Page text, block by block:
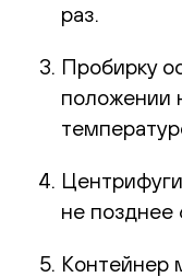
раз.
Пробирку
положении
не позднее
Контейнер